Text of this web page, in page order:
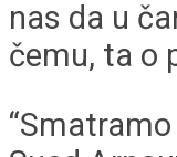
nas da u
čemu, ta o